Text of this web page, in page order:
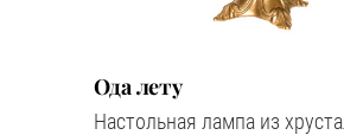
Ода лету
Настольная лампа из